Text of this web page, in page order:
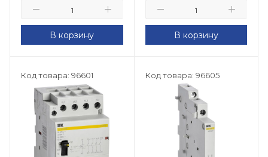
В корзину В корзину
Код товара: 96601 Код товара: 96605